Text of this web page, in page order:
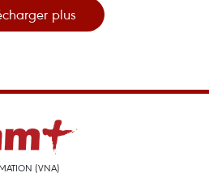
plus
(VNA)